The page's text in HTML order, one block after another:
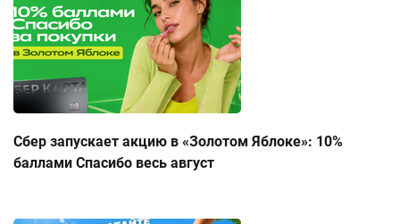
Сбер запускает акцию в «Золотом Яблоке»: 10%
баллами Спасибо весь август